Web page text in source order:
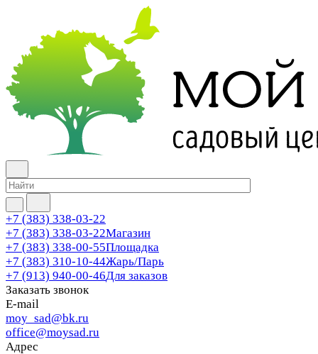
+7 (383) 338-03-22
+7 (383) 338-03-22Магазин
+7 (383) 338-00-55Площадка
+7 (383) 310-10-44Жарь/Парь
+7 (913) 940-00-46Для заказов
Заказать звонок
E-mail
moy_sad@bk.ru
office@moysad.ru
Адрес